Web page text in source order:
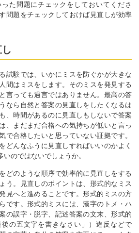
った問題にチェックをしておいてくださ
問題をチェックしておけば見直しが効率
試験では、いかにミスを防ぐかが大きな
間はミスをします。そのミスを発見する
言っても過言ではありません。最高の答
なら自然と答案の見直しをしたくなるは
、時間があるのに見直しもしないで答案
、まだまだ合格への気持ちが低いと言っ
で合格したいと思っていない証拠です。
どんなふうに見直しすればいいのかよく
のではないでしょうか。
どのような順序で効率的に見直しをする
う。見直しのポイントは、形式的なミス
見へと進めることです。形式的ミスの方
です。形式的ミスには、漢字のトメ・ハ
の誤字・脱字、記述答案の文末、形式的
の五文字を書きなさい」）違反などで